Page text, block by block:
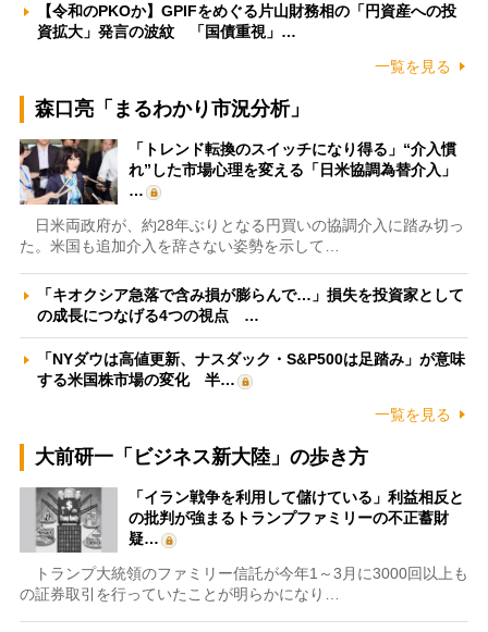
【令和のPKOか】GPIFをめぐる片山財務相の「円資産への投
資拡大」発言の波紋 「国債重視」…
一覧を見る
森口亮「まるわかり市況分析」
「トレンド転換のスイッチになり得る」“介入慣
れ”した市場心理を変える「日米協調為替介入」
…
日米両政府が、約28年ぶりとなる円買いの協調介入に踏み切っ
た。米国も追加介入を辞さない姿勢を示して…
「キオクシア急落で含み損が膨らんで…」損失を投資家として
の成長につなげる4つの視点 …
「NYダウは高値更新、ナスダック・S&P500は足踏み」が意味
する米国株市場の変化 半…
一覧を見る
大前研一「ビジネス新大陸」の歩き方
「イラン戦争を利用して儲けている」利益相反と
の批判が強まるトランプファミリーの不正蓄財
疑…
トランプ大統領のファミリー信託が今年1～3月に3000回以上も
の証券取引を行っていたことが明らかになり…